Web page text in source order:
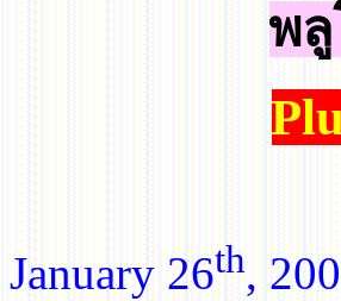
พ
January26th,